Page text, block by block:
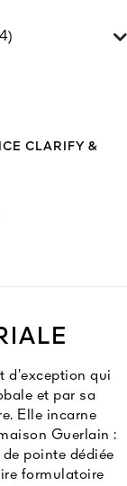
CLARIFY &
d’exception qui
et par sa
Elle incarne
Guerlain :
de pointe dédiée
formulatoire